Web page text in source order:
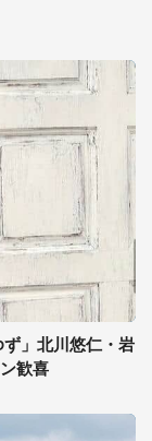
」北川悠仁・岩
歓喜